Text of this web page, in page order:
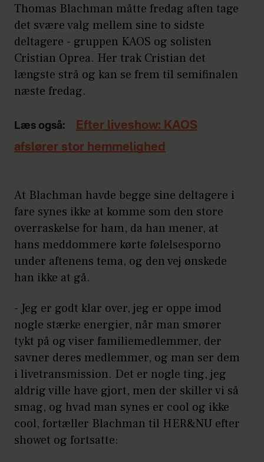
Thomas Blachman måtte fredag aften tage
det svære valg mellem sine to sidste
deltagere - gruppen KAOS og solisten
Cristian Oprea. Her trak Cristian det
længste strå og kan se frem til semifinalen
næste fredag.
Læs også:
Efter liveshow: KAOS
afslører stor hemmelighed
At Blachman havde begge sine deltagere i
fare synes ikke at komme som den store
overraskelse for ham, da han mener, at
hans meddommere kørte følelsesporno
under aftenens tema, og den vej ønskede
han ikke at gå.
- Jeg er godt klar over, jeg er oppe imod
nogle stærke energier, når man smører
tykt på og viser familiemedlemmer, der
savner deres medlemmer, og man ser dem
i livetransmission. Det er nogle ting, jeg
aldrig ville have gjort, men der skiller vi så
smag, og hvad man synes er cool og ikke
cool, fortæller Blachman til HER&NU efter
showet og fortsatte: